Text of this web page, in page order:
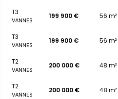
T3
VANNES
199 900 € 56 m²
T3
VANNES
199 900 € 56 m²
T2
VANNES
200 000 € 48 m²
T2
VANNES
200 000 € 48 m²